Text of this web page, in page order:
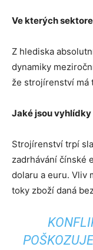
Ve kterých
Z hlediska
dynamiky
že strojírenství má
Jaké jsou
Strojírenství trpí
zadrhávání čínské
dolaru a euru. Vliv
toky zboží daná